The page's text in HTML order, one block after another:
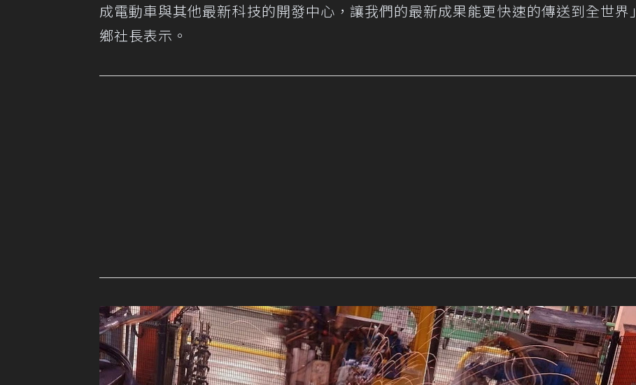
成電動車與其他最新科技的開發中心，讓我們的最新成果能更快速的傳送到全世界
鄉社長表示。